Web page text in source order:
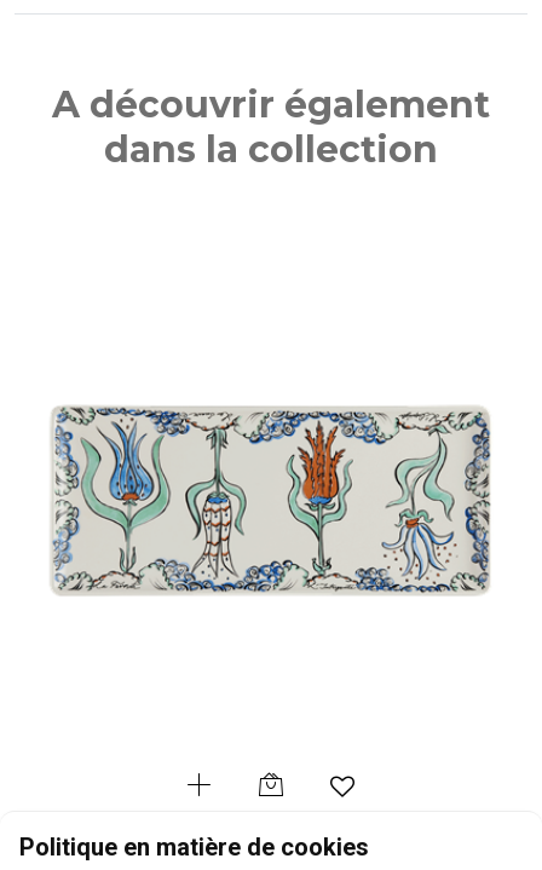
A découvrir également
dans la collection
GIEN
Politique en matière de cookies